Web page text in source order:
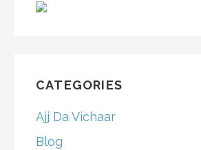
CATEGORIES
Ajj Da Vichaar
Blog